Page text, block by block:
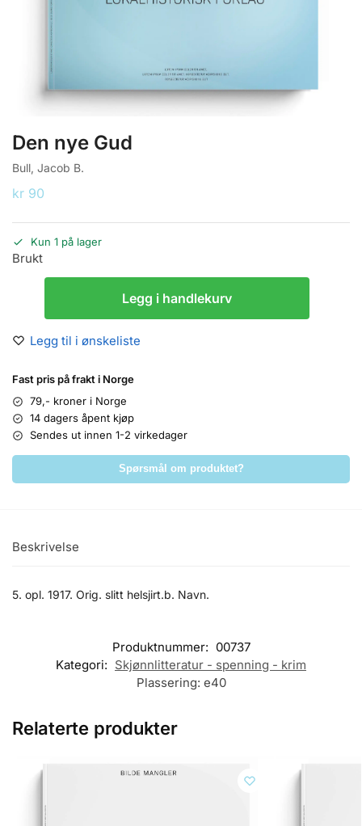
Den nye Gud
Bull, Jacob B.
kr 90
Kun 1 på lager
Brukt
Legg i handlekurv
Legg til i ønskeliste
Fast pris på frakt i Norge
79,- kroner i Norge
14 dagers åpent kjøp
Sendes ut innen 1-2 virkedager
Spørsmål om produktet?
Beskrivelse
5. opl. 1917. Orig. slitt helsjirt.b. Navn.
Produktnummer: 00737
Kategori: Skjønnlitteratur - spenning - krim
Plassering: e40
Relaterte produkter